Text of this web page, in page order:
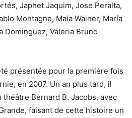
Japhet Jaquim, Jose Peralta,
Montagne, Maia Wainer, María
Dominguez, Valeria Bruno
présentée pour la première fois
en 2007. Un an plus tard, il
théâtre Bernard B. Jacobs, avec
faisant de cette histoire un